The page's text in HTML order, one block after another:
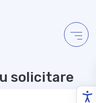
solicitare